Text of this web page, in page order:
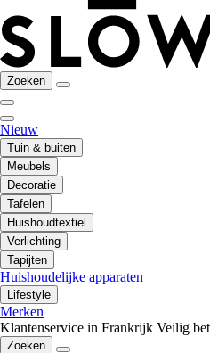
Zoeken
Nieuw
Tuin & buiten
Meubels
Decoratie
Tafelen
Huishoudtextiel
Verlichting
Tapijten
Huishoudelijke apparaten
Lifestyle
Merken
Klantenservice in Frankrijk Veilig
Zoeken